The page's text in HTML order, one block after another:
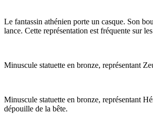
Le fantassin athénien porte un casque. Son
lance. Cette représentation est fréquente sur
Minuscule statuette en bronze, représentant
Minuscule statuette en bronze, représentant
dépouille de la bête.